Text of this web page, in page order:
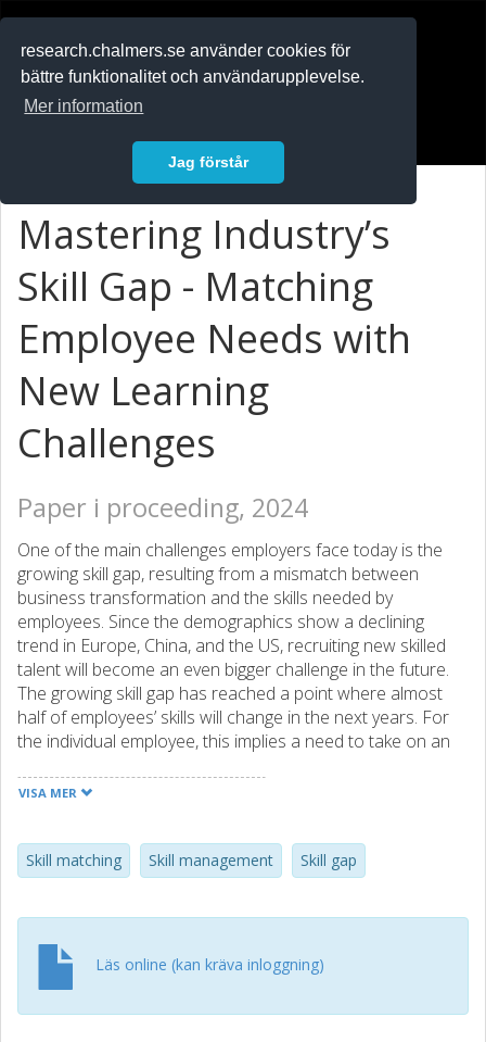
research.chalmers.se använder cookies för
bättre funktionalitet och användarupplevelse.
Mer information
Jag förstår
Mastering Industry’s
Skill Gap - Matching
Employee Needs with
New Learning
Challenges
Paper i proceeding, 2024
One of the main challenges employers face today is the
growing skill gap, resulting from a mismatch between
business transformation and the skills needed by
employees. Since the demographics show a declining
trend in Europe, China, and the US, recruiting new skilled
talent will become an even bigger challenge in the future.
The growing skill gap has reached a point where almost
half of employees’ skills will change in the next years. For
the individual employee, this implies a need to take on an
society. However, there is a need to understand the
guiding employees in finding their skill gaps and matching
them to relevant training and learning modules. This
challenges of creating efficient individualized skill gap
assessment, and recommending learning paths.
VISA MER
Skill matching Skill management Skill gap
Läs online (kan kräva inloggning)